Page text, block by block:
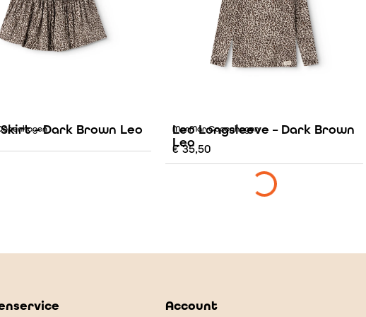
– Dark Brown Leo MarMar Copenhagen
Leo Longsleeve – Dark Brown
Leo
€35,50
Account